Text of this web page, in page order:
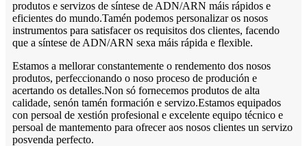
produtos e servizos de síntese de ADN/ARN máis rápidos e
eficientes do mundo.Tamén podemos personalizar os nosos
instrumentos para satisfacer os requisitos dos clientes, facendo
que a síntese de ADN/ARN sexa máis rápida e flexible.
Estamos a mellorar constantemente o rendemento dos nosos
produtos, perfeccionando o noso proceso de produción e
acertando os detalles.Non só fornecemos produtos de alta
calidade, senón tamén formación e servizo.Estamos equipados
con persoal de xestión profesional e excelente equipo técnico e
persoal de mantemento para ofrecer aos nosos clientes un servizo
posvenda perfecto.